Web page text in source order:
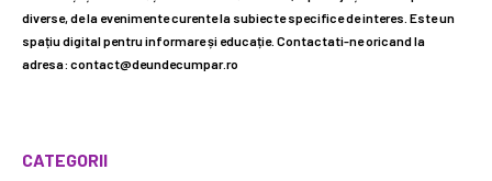
diverse, de la evenimente curente la subiecte specifice de interes. Este un
spațiu digital pentru informare și educație. Contactati-ne oricand la
adresa: contact@deundecumpar.ro
CATEGORII